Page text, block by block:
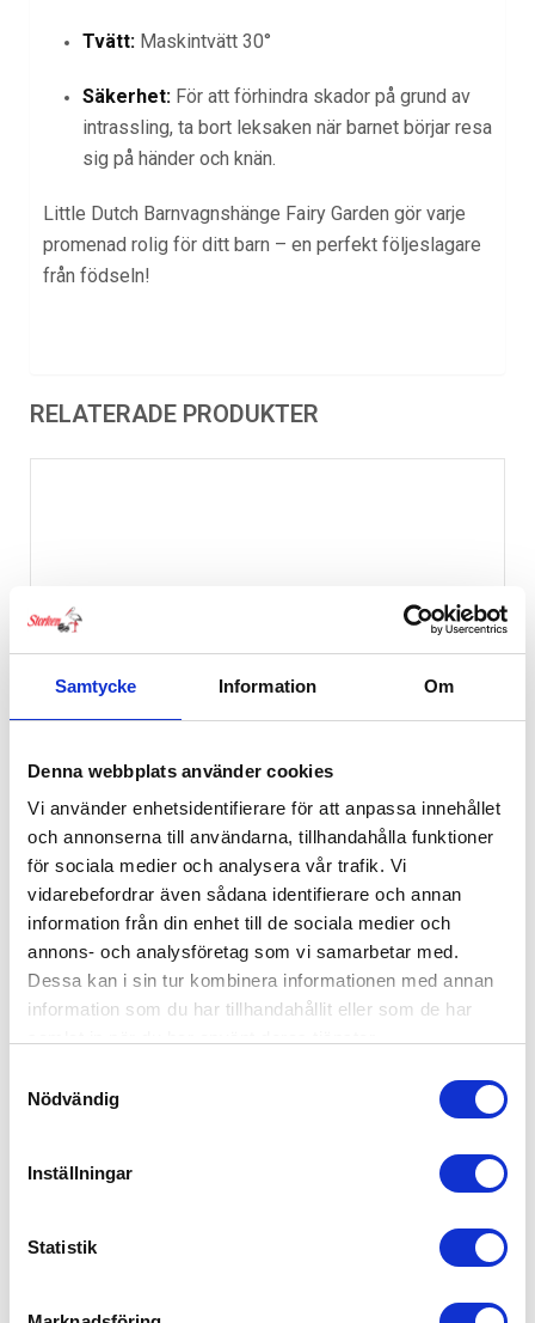
Samtycke Information Om
Denna webbplats använder cookies
Vi använder enhetsidentifierare för att anpassa innehållet
och annonserna till användarna, tillhandahålla funktioner
för sociala medier och analysera vår trafik. Vi
vidarebefordrar även sådana identifierare och annan
information från din enhet till de sociala medier och
annons- och analysföretag som vi samarbetar med.
Dessa kan i sin tur kombinera informationen med annan
information som du har tillhandahållit eller som de har
Nödvändig
Inställningar
Statistik
Tvätt:Maskintvätt 30°
Säkerhet:För att förhindra skador på grund av
intrassling, ta bort leksaken när barnet börjar resa
sig på händer och knän.
Little Dutch Barnvagnshänge Fairy Garden gör varje
promenad rolig för ditt barn – en perfekt följeslagare
från födseln!
RELATERADE PRODUKTER